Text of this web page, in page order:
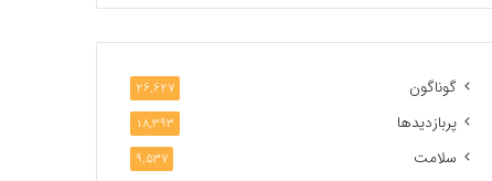
گوناگون 26,627
پربازدیدها 18,393
سلامت 9,537